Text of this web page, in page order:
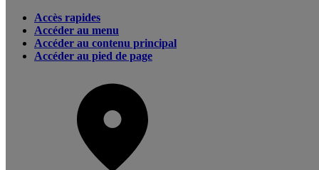
Accès rapides
Accéder au menu
Accéder au contenu principal
Accéder au pied de page